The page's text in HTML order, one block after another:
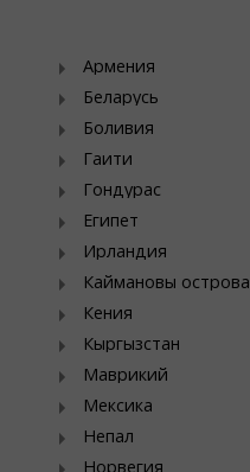
Армения
Беларусь
Боливия
Гаити
Гондурас
Египет
Ирландия
Каймановы острова
Кения
Кыргызстан
Маврикий
Мексика
Непал
Норвегия